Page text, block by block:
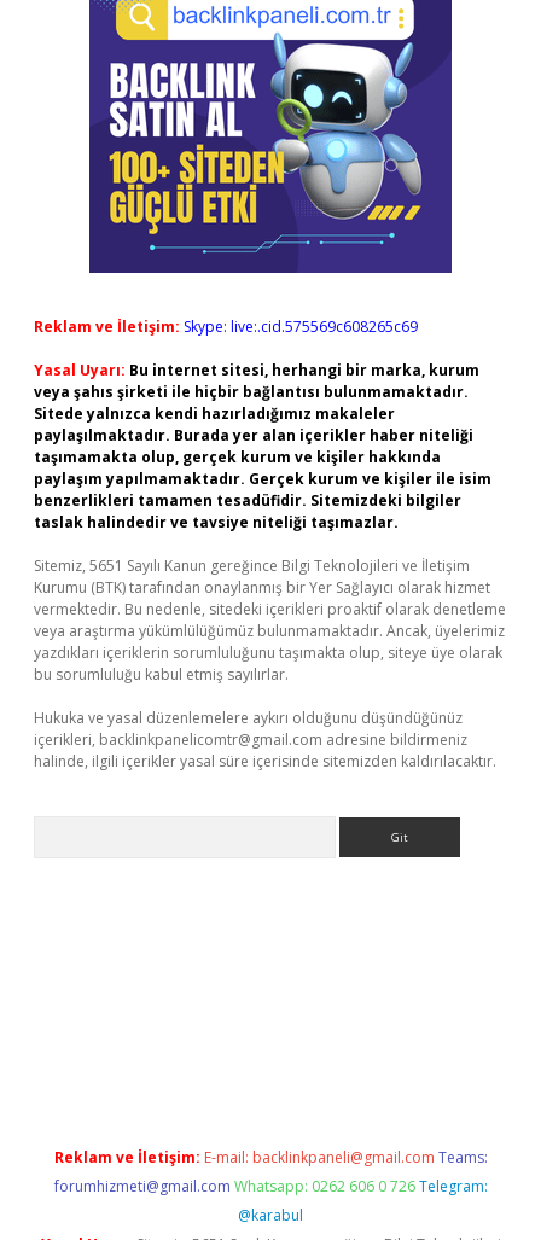
Reklam ve İletişim: Skype: live:.cid.575569c608265c69
Yasal Uyarı: Bu internet sitesi, herhangi bir marka, kurum
veya şahıs şirketi ile hiçbir bağlantısı bulunmamaktadır.
Sitede yalnızca kendi hazırladığımız makaleler
paylaşılmaktadır. Burada yer alan içerikler haber niteliği
taşımamakta olup, gerçek kurum ve kişiler hakkında
paylaşım yapılmamaktadır. Gerçek kurum ve kişiler ile isim
benzerlikleri tamamen tesadüfidir. Sitemizdeki bilgiler
taslak halindedir ve tavsiye niteliği taşımazlar.
Sitemiz, 5651 Sayılı Kanun gereğince Bilgi Teknolojileri ve İletişim
Kurumu (BTK) tarafından onaylanmış bir Yer Sağlayıcı olarak hizmet
vermektedir. Bu nedenle, sitedeki içerikleri proaktif olarak denetleme
veya araştırma yükümlülüğümüz bulunmamaktadır. Ancak, üyelerimiz
yazdıkları içeriklerin sorumluluğunu taşımakta olup, siteye üye olarak
bu sorumluluğu kabul etmiş sayılırlar.
Hukuka ve yasal düzenlemelere aykırı olduğunu düşündüğünüz
içerikleri, backlinkpanelicomtr@gmail.com adresine bildirmeniz
halinde, ilgili içerikler yasal süre içerisinde sitemizden kaldırılacaktır.
Reklam ve İletişim: E-mail: backlinkpaneli@gmail.com Teams:
forumhizmeti@gmail.com Whatsapp: 0262 606 0 726 Telegram:
@karabul